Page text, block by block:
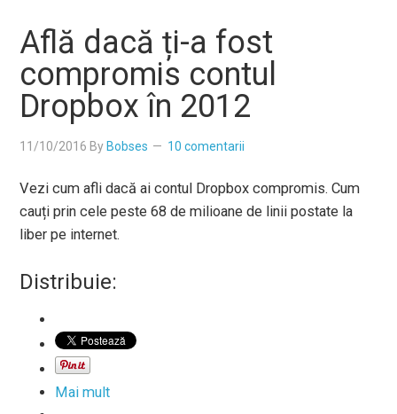
Află dacă ți-a fost
compromis contul
Dropbox în 2012
11/10/2016 By Bobses 10 comentarii
Vezi cum afli dacă ai contul Dropbox compromis. Cum
cauți prin cele peste 68 de milioane de linii postate la
liber pe internet.
Distribuie:
Mai mult